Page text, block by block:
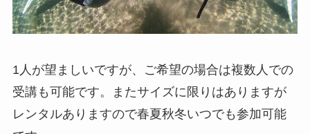
1人が望ましいですが、ご希望の場合は複数人での
受講も可能です。またサイズに限りはありますが
レンタルありますので春夏秋冬いつでも参加可能